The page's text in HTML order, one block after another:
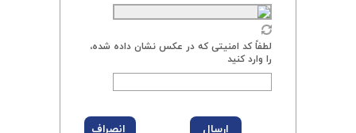
لطفاً کد امنیتی که در عکس نشان داده شده،
را وارد کنید